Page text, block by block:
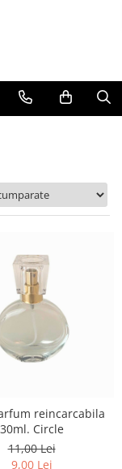
reincarcabila
30ml. Circle
11,00 Lei
9,00 Lei